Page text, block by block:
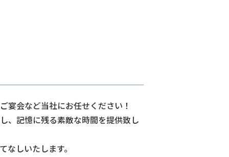
宴会など当社にお任せください！
、記憶に残る素敵な時間を提供致し
なしいたします。